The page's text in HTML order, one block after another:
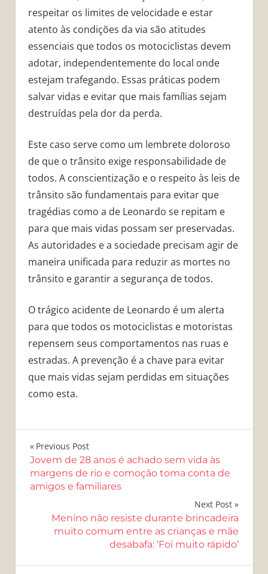
respeitar os limites de velocidade e estar
atento às condições da via são atitudes
essenciais que todos os motociclistas devem
adotar, independentemente do local onde
estejam trafegando. Essas práticas podem
salvar vidas e evitar que mais famílias sejam
destruídas pela dor da perda.
Este caso serve como um lembrete doloroso
de que o trânsito exige responsabilidade de
todos. A conscientização e o respeito às leis de
trânsito são fundamentais para evitar que
tragédias como a de Leonardo se repitam e
para que mais vidas possam ser preservadas.
As autoridades e a sociedade precisam agir de
maneira unificada para reduzir as mortes no
trânsito e garantir a segurança de todos.
O trágico acidente de Leonardo é um alerta
para que todos os motociclistas e motoristas
repensem seus comportamentos nas ruas e
estradas. A prevenção é a chave para evitar
que mais vidas sejam perdidas em situações
como esta.
Navegação
de
Post
Previous Post
Jovem de 28 anos é achado sem vida às
margens de rio e comoção toma conta de
amigos e familiares
Next Post
Menino não resiste durante brincadeira
muito comum entre as crianças e mãe
desabafa: ‘Foi muito rápido’